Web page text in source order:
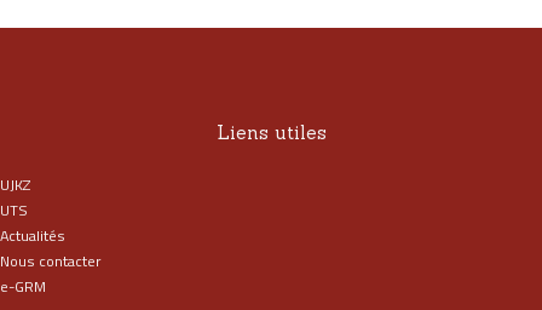
Liens utiles
UJKZ
UTS
Actualités
Nous contacter
e-GRM